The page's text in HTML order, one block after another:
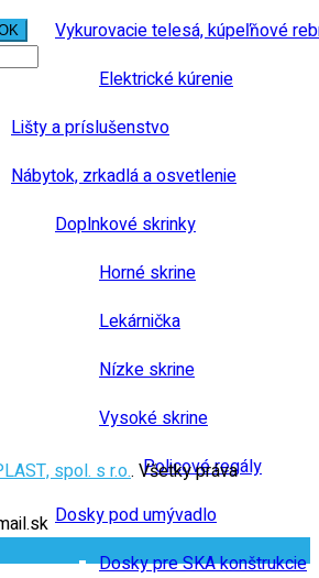
Vykurovacie telesá, kúpeľňové
Elektrické kúrenie
Lišty a príslušenstvo
Nábytok, zrkadlá a osvetlenie
Doplnkové skrinky
Horné skrine
Lekárnička
Nízke skrine
Vysoké skrine
Policové regály
Dosky pod umývadlo
Dosky pre SKA konštrukcie
spol. s r.o.. Všetky práva